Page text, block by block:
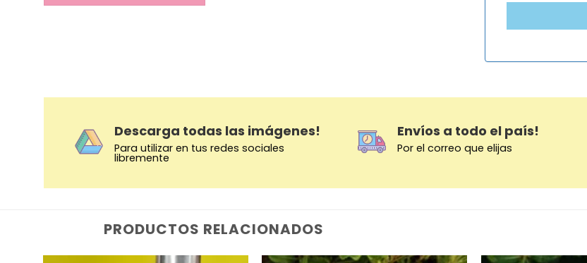
Descarga todas las imágenes!
Para utilizar en tus redes sociales
libremente
Envíos a todo el país!
Por el correo que elijas
PRODUCTOS RELACIONADOS